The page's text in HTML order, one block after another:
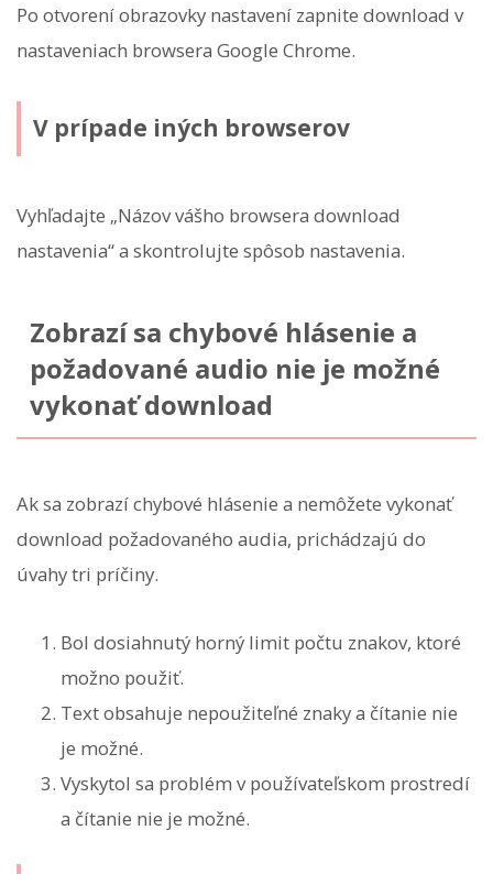
Po otvorení obrazovky nastavení zapnite download v
nastaveniach browsera Google Chrome.
V prípade iných browserov
Vyhľadajte „Názov vášho browsera download
nastavenia“ a skontrolujte spôsob nastavenia.
Zobrazí sa chybové hlásenie a
požadované audio nie je možné
vykonať download
Ak sa zobrazí chybové hlásenie a nemôžete vykonať
download požadovaného audia, prichádzajú do
úvahy tri príčiny.
Bol dosiahnutý horný limit počtu znakov, ktoré
možno použiť.
Text obsahuje nepoužiteľné znaky a čítanie nie
je možné.
Vyskytol sa problém v používateľskom prostredí
a čítanie nie je možné.